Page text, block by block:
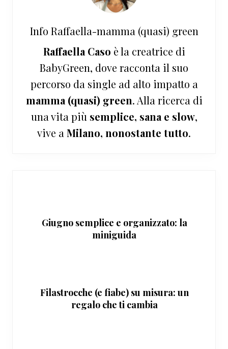
Info Raffaella-mamma (quasi) green
Raffaella Caso è la creatrice di
BabyGreen, dove racconta il suo
percorso da single ad alto impatto a
mamma (quasi) green. Alla ricerca di
una vita più semplice, sana e slow,
vive a Milano, nonostante tutto.
Giugno semplice e organizzato: la
miniguida
Filastrocche (e fiabe) su misura: un
regalo che ti cambia